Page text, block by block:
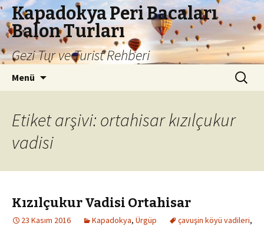
Kapadokya Peri Bacaları
Balon Turları
Gezi Tur ve Turist Rehberi
Menü Arama:
Etiket arşivi: ortahisar kızılçukur
vadisi
Kızılçukur Vadisi Ortahisar
23 Kasım 2016 Kapadokya, Ürgüp çavuşin köyü vadileri,